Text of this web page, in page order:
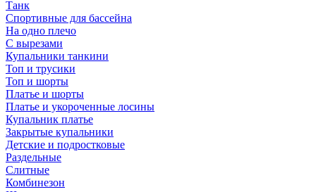
Танк
Спортивные для бассейна
На одно плечо
С вырезами
Купальники танкини
Топ и трусики
Топ и шорты
Платье и шорты
Платье и укороченные лосины
Купальник платье
Закрытые купальники
Детские и подростковые
Раздельные
Слитные
Комбинезон